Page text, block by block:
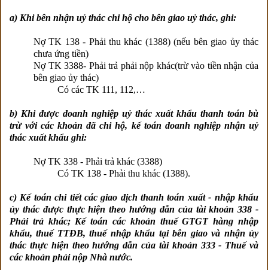
a) Khi bên nhận uỷ thác chi hộ cho bên giao uỷ thác, ghi:
Nợ TK 138 - Phải thu khác (1388) (nếu bên giao ủy thác
chưa ứng tiền)
Nợ TK 3388- Phải trả phải nộp khác(trừ vào tiền nhận của
bên giao ủy thác)
Có các TK 111, 112,…
b) Khi được doanh nghiệp uỷ thác xuất khẩu thanh toán bù
trừ với các khoản đã chi hộ, kế toán doanh nghiệp nhận uỷ
thác xuất khẩu ghi:
Nợ TK 338 - Phải trả khác (3388)
Có TK 138 - Phải thu khác (1388).
c) Kế toán chi tiết các giao dịch thanh toán xuất - nhập khẩu
ủy thác được thực hiện theo hướng dẫn của tài khoản 338 -
Phải trả khác; Kế toán các khoản thuế GTGT hàng nhập
khẩu, thuế TTĐB, thuế nhập khẩu tại bên giao và nhận ủy
thác thực hiện theo hướng dẫn của tài khoản 333 - Thuế và
các khoản phải nộp Nhà nước.